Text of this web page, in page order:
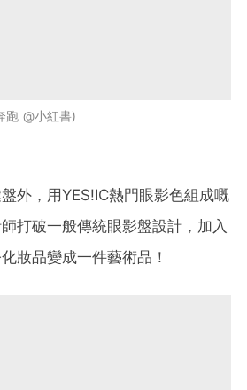
跑 @小紅書
外，用YES!IC熱門眼影色組成嘅
師打破一般傳統眼影盤設計，加入
妝品變成一件藝術品！